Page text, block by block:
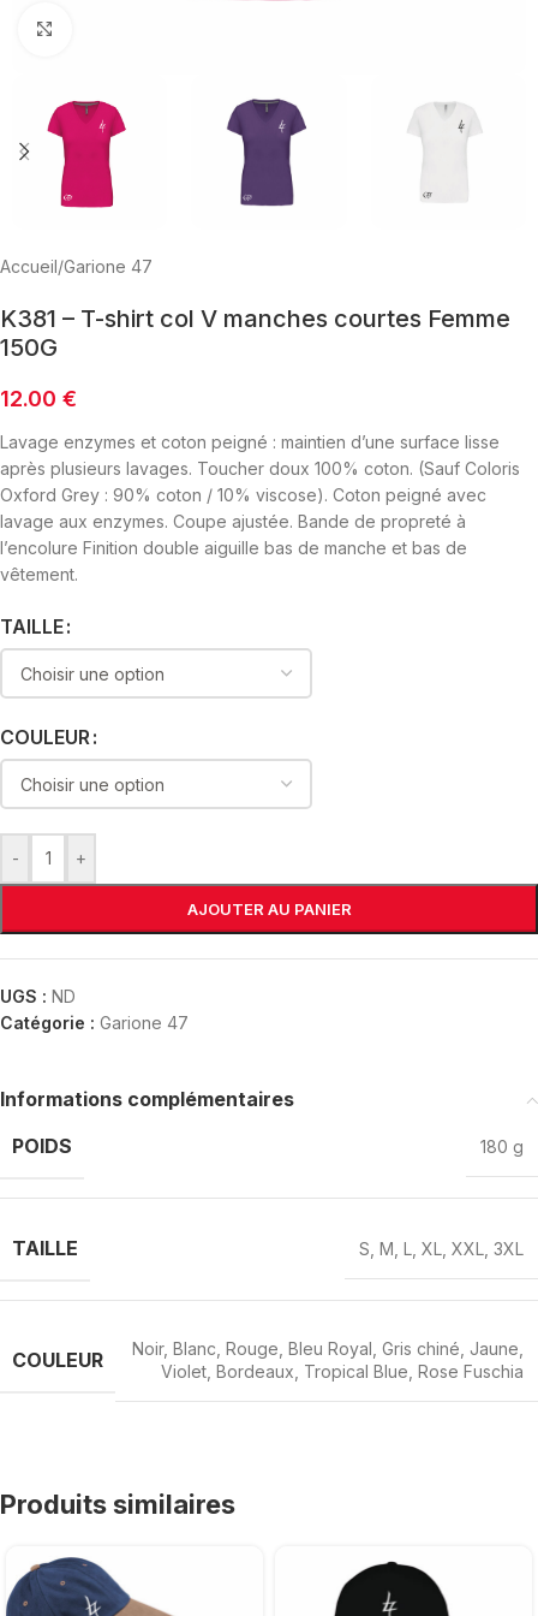
Accueil/Garione 47
K381 – T-shirt col V manches courtes Femme
150G
12.00 €
Lavage enzymes et coton peigné : maintien d’une surface lisse
après plusieurs lavages. Toucher doux 100% coton. (Sauf Coloris
Oxford Grey : 90% coton / 10% viscose). Coton peigné avec
lavage aux enzymes. Coupe ajustée. Bande de propreté à
l’encolure Finition double aiguille bas de manche et bas de
vêtement.
TAILLE
COULEUR
- +
AJOUTER AU PANIER
UGS : ND
Catégorie : Garione 47
Informations complémentaires
POIDS
180 g
TAILLE S M L XL XXL 3XL
COULEUR Noir, Blanc Rouge Bleu Royal Gris chiné Jaune
Violet Bordeaux Tropical Blue Rose Fuschia
Produits similaires